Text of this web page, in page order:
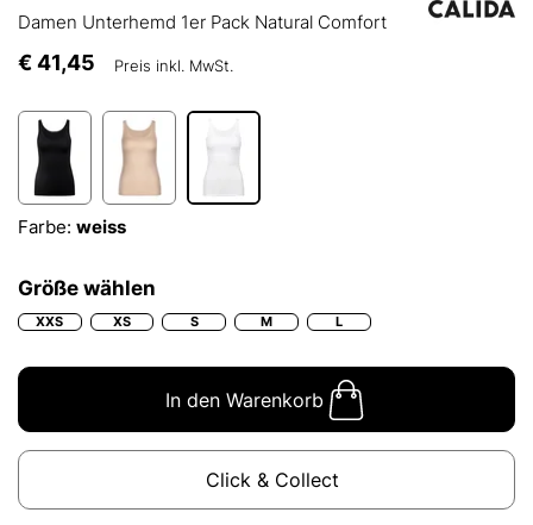
Damen Unterhemd 1er Pack Natural Comfort
€ 41,45 Preis inkl. MwSt.
Farbe: weiss
Größe wählen
XXS XS S M L
In den Warenkorb
Click & Collect